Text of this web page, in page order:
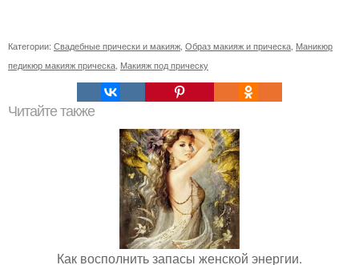
Категории: Свадебные прически и макияж Образ макияж и прическа Маникюр
педикюр макияж прическа Макияж под прическу
Читайте также
Как восполнить запасы женской энергии.